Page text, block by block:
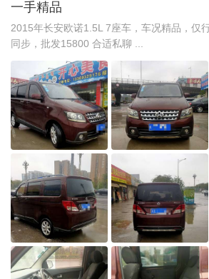
一手精品
2015年长安欧诺1.5L 7座车，车况精品，仅
同步，批发15800 合适私聊 ...